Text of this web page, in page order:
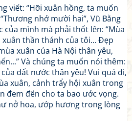
viết: “Hỡi xuân hồng, ta muốn
nhớ mười hai”, Vũ Bằng
của mình mà phải thốt lên: “Mùa
xuân thần thánh của tôi... Đẹp
xuân của Hà Nội thân yêu,
Và chúng ta muốn nói thêm:
đất nước thân yêu! Vui quá đi,
xuân, cảnh trẩy hội xuân trong
đem đến cho ta bao ước vọng.
nở hoa, ướp hương trong lòng